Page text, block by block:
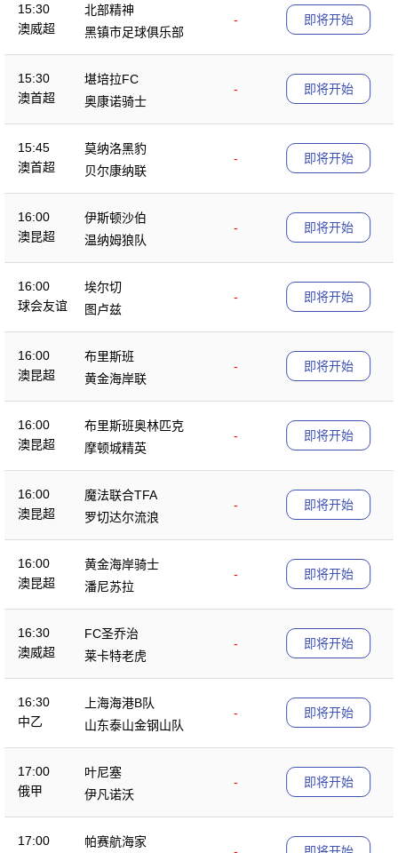
15:30
澳威超
北部精神
-
黑镇市足球俱乐部
即将开始
15:30
澳首超
堪培拉FC
-
奥康诺骑士
即将开始
15:45
澳首超
莫纳洛黑豹
-
贝尔康纳联
即将开始
16:00
澳昆超
伊斯顿沙伯
-
温纳姆狼队
即将开始
16:00
球会友谊
埃尔切
-
图卢兹
即将开始
16:00
澳昆超
布里斯班
-
黄金海岸联
即将开始
16:00
澳昆超
布里斯班奥林匹克
-
摩顿城精英
即将开始
16:00
澳昆超
魔法联合TFA
-
罗切达尔流浪
即将开始
16:00
澳昆超
黄金海岸骑士
-
潘尼苏拉
即将开始
16:30
澳威超
FC圣乔治
-
莱卡特老虎
即将开始
16:30
中乙
上海海港B队
-
山东泰山金钢山队
即将开始
17:00
俄甲
叶尼塞
-
伊凡诺沃
即将开始
17:00
帕赛航海家